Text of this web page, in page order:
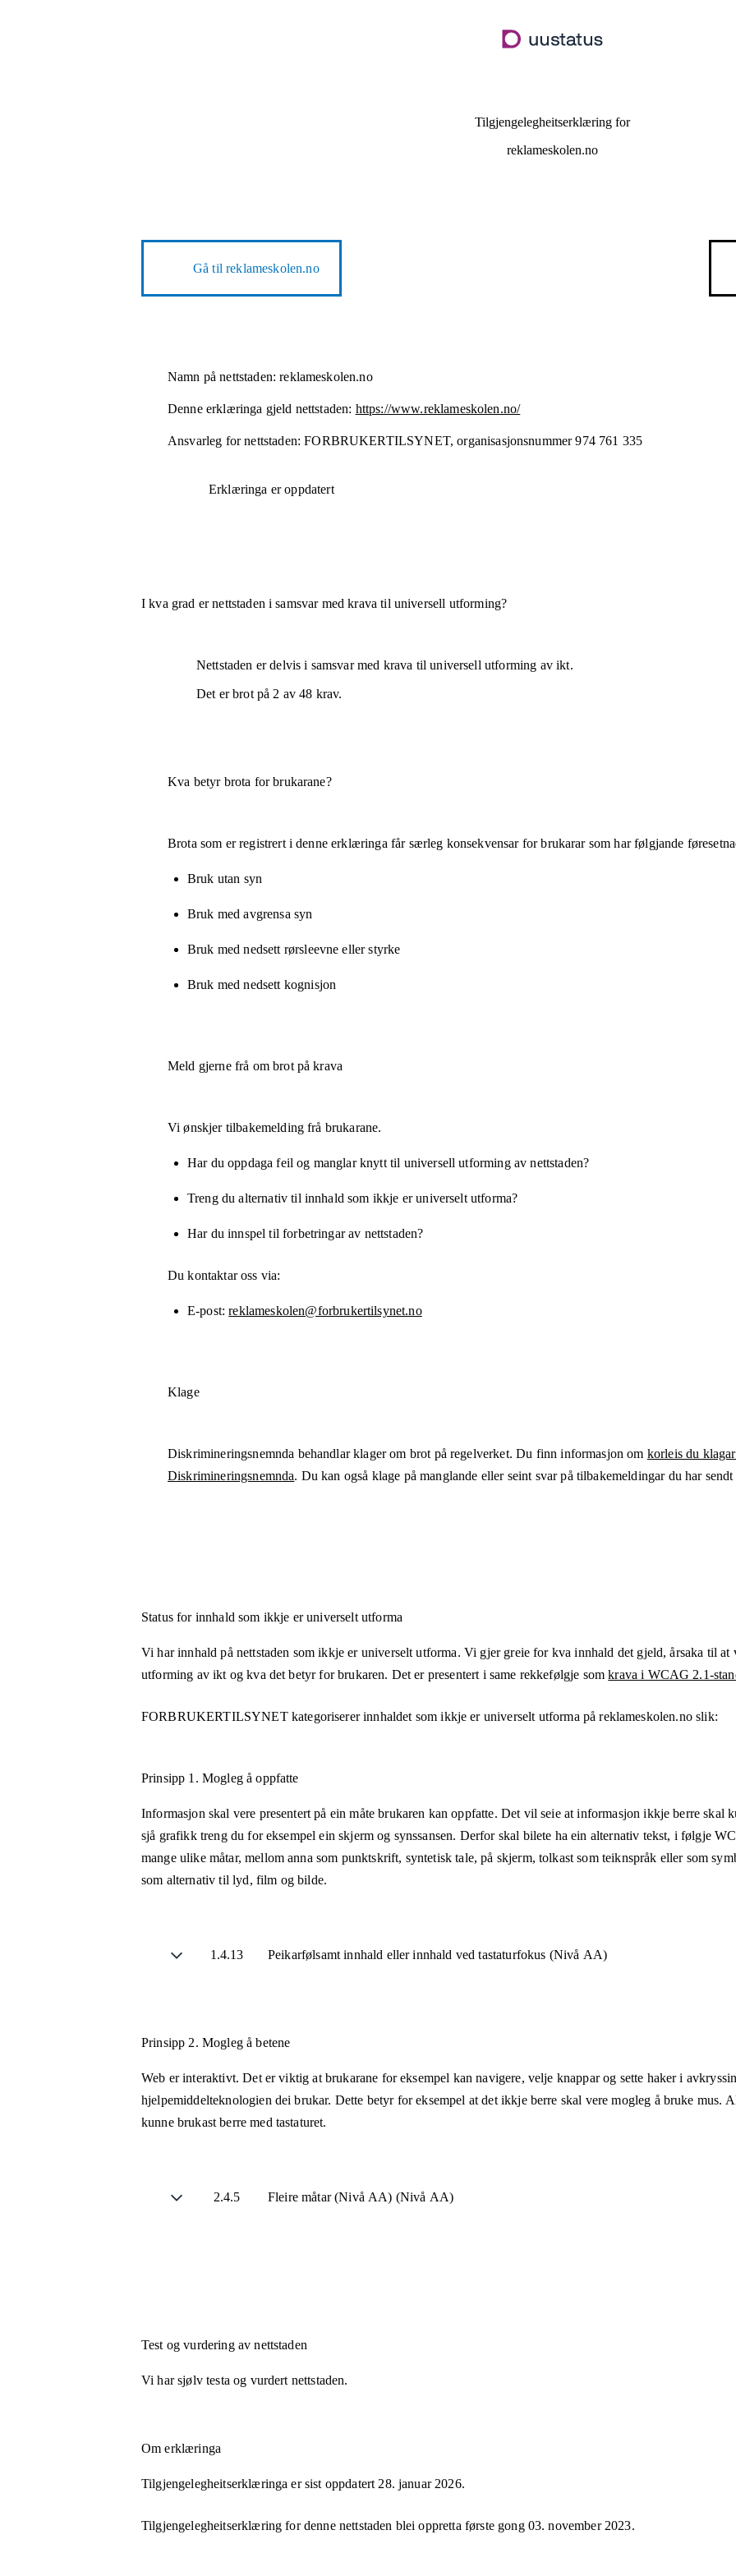
hovudinnhald
Tilgjengelegheitserklæring for
reklameskolen.no
Gå tilreklameskolen.no
Namn på nettstaden: reklameskolen.no
Denne erklæringa gjeld nettstaden: https://www.reklameskolen.no/
Ansvarleg for nettstaden: FORBRUKERTILSYNET,organisasjonsnummer 974 761 335
Erklæringa er oppdatert
I kva grad er nettstaden i samsvar med krava til universell utforming?
Nettstaden erdelvis i samsvarmed krava til universell utforming av ikt.
Det er brot på 2 av48 krav.
Kva betyr brota for brukarane?
Brota som er registrert i denne erklæringa får særleg konsekvensar for brukarar som har følgjande
Bruk utan syn
Bruk med avgrensa syn
Bruk med nedsett rørsleevne eller styrke
Bruk med nedsett kognisjon
Meld gjerne frå om brot på krava
Vi ønskjer tilbakemelding frå brukarane.
Har du oppdaga feil og manglar knytt til universell utforming av nettstaden?
Treng du alternativ til innhald som ikkje er universelt utforma?
Har du innspel til forbetringar av nettstaden?
Du kontaktar oss via:
E-post reklameskolen@forbrukertilsynet.no
Klage
Diskrimineringsnemnda behandlar klager om brot på regelverket. Du finn informasjon om korleis du
Diskrimineringsnemnda. Du kan også klage på manglande eller seint svar på tilbakemeldingar du har
Status for innhald som ikkje er universelt utforma
Vi har innhald på nettstaden som ikkje er universelt utforma. Vi gjer greie for kva innhald det gjeld, årsaka til
utforming av ikt og kva det betyr for brukaren. Det er presentert i same rekkefølgje somkrava i WCAG 2.1-
FORBRUKERTILSYNETkategoriserer innhaldet som ikkje er universelt utforma påreklameskolen.noslik:
Prinsipp 1. Mogleg å oppfatte
Informasjon skal vere presentert på ein måte brukaren kan oppfatte. Det vil seie at informasjon ikkje berre skal
sjå grafikk treng du for eksempel ein skjerm og synssansen. Derfor skal bilete ha ein alternativ tekst, i følgje
mange ulike måtar, mellom anna som punktskrift, syntetisk tale, på skjerm, tolkast som teiknspråk eller som
som alternativ til lyd, film og bilde.
1.4.13 Peikarfølsamt innhald eller innhald ved tastaturfokus (Nivå AA)
Prinsipp 2. Mogleg å betene
Web er interaktivt. Det er viktig at brukarane for eksempel kan navigere, velje knappar og sette haker i
hjelpemiddelteknologien dei brukar. Dette betyr for eksempel at det ikkje berre skal vere mogleg å bruke mus.
kunne brukast berre med tastaturet.
2.4.5 Fleire måtar (Nivå AA) (Nivå AA)
Test og vurdering av nettstaden
Vi har sjølv testa og vurdert nettstaden.
Om erklæringa
Tilgjengelegheitserklæringa er sist oppdatert 28. januar 2026.
Tilgjengelegheitserklæring for denne nettstaden blei oppretta første gong 03. november 2023.